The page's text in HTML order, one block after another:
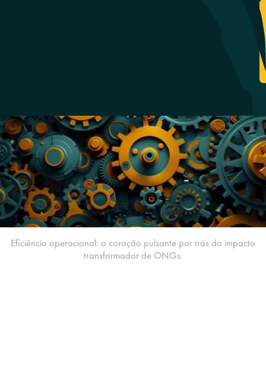
Eficiência operacional: o coração pulsante por trás do impacto
transformador de ONGs.